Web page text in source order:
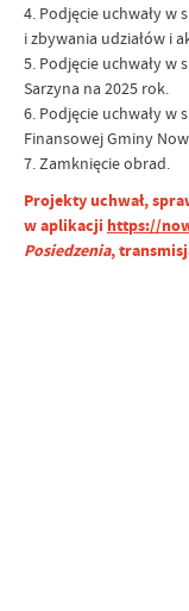
4. Podjęcie uchwały w
i zbywania udziałów i
5. Podjęcie uchwały w
Sarzyna na 2025 rok.
6. Podjęcie uchwały w
Finansowej Gminy
7. Zamknięcie obrad.
Projekty uchwał,
w aplikacji https://
Posiedzenia,